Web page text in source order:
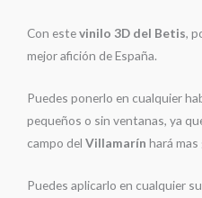
Con estevinilo 3D del Betis,
mejor afición de España.
Puedes ponerlo en cualquier
pequeños o sin ventanas, ya
campo del Villamarín hará mas
Puedes aplicarlo en cualquier